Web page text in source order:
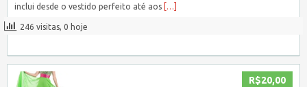
inclui desde o vestido perfeito até aos […]
246 visitas, 0 hoje
R$20,00